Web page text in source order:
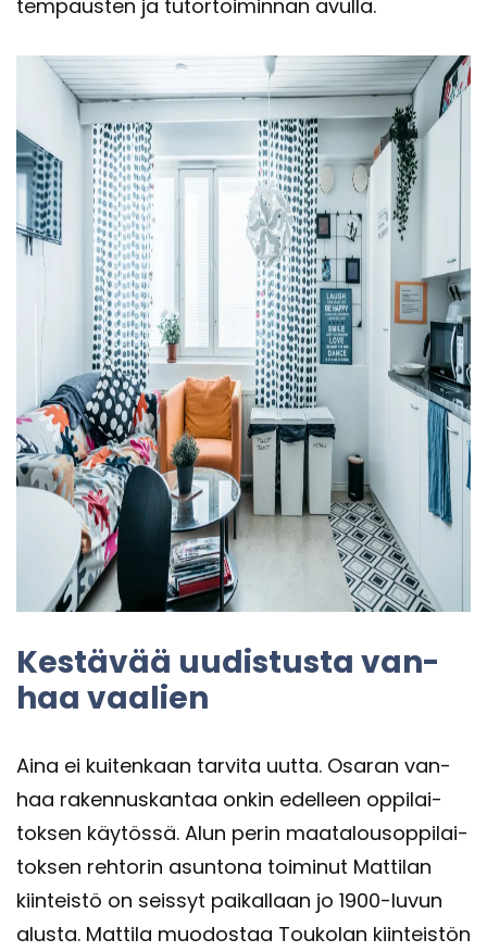
tem­paus­ten ja tu­tor­toi­min­nan avul­la.
Kes­tä­vää uu­dis­tus­ta van­
haa vaa­lien
Aina ei kui­ten­kaan tar­vi­ta uutta. Osa­ran van­
haa ra­ken­nus­kan­taa onkin edel­leen op­pi­lai­
tok­sen käy­tös­sä. Alun perin maa­ta­lous­op­pi­lai­
tok­sen reh­to­rin asun­to­na toi­mi­nut Mat­ti­lan
kiin­teis­tö on seis­syt pai­kal­laan jo 1900-​luvun
alus­ta. Mat­ti­la muo­dos­taa Tou­ko­lan kiin­teis­tön